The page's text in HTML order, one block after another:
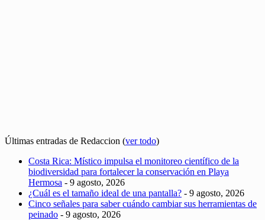
Últimas entradas de Redaccion (ver todo)
Costa Rica: Místico impulsa el monitoreo científico de la
biodiversidad para fortalecer la conservación en Playa
Hermosa - 9 agosto, 2026
¿Cuál es el tamaño ideal de una pantalla? - 9 agosto, 2026
Cinco señales para saber cuándo cambiar sus herramientas de
peinado - 9 agosto, 2026